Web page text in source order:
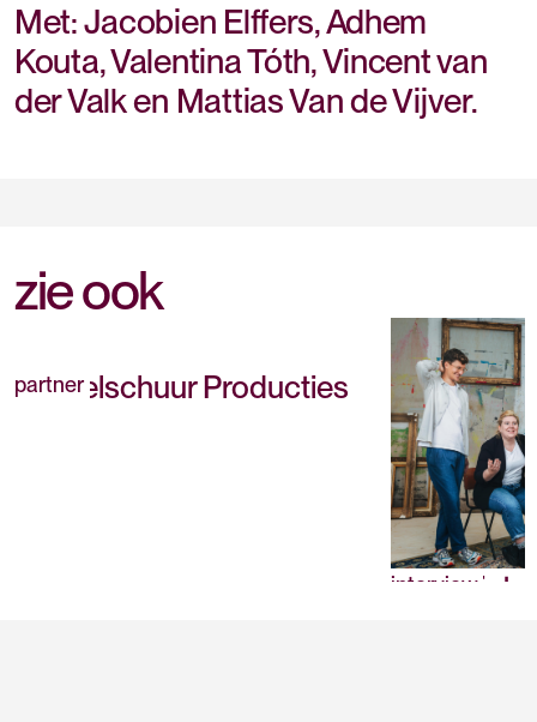
Met: Jacobien Elffers, Adhem
Kouta, Valentina Tóth, Vincent van
der Valk en Mattias Van de Vijver.
zie ook
partner
Toneelschuur Producties
interview
De